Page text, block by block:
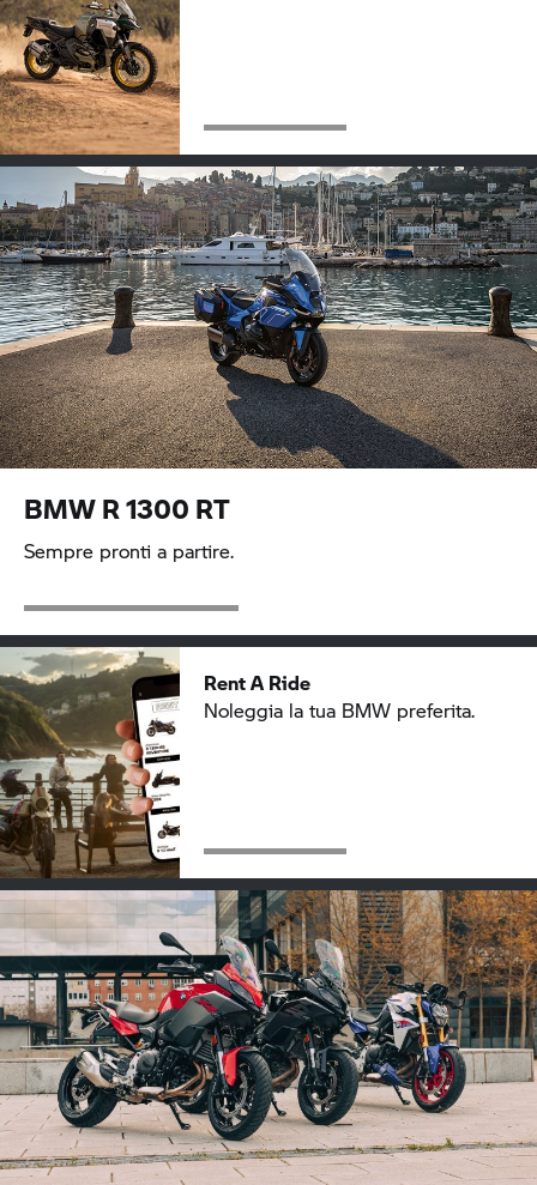
BMW R 1300 RT
Sempre pronti a partire.
Rent A Ride
Noleggia la tua BMW preferita.